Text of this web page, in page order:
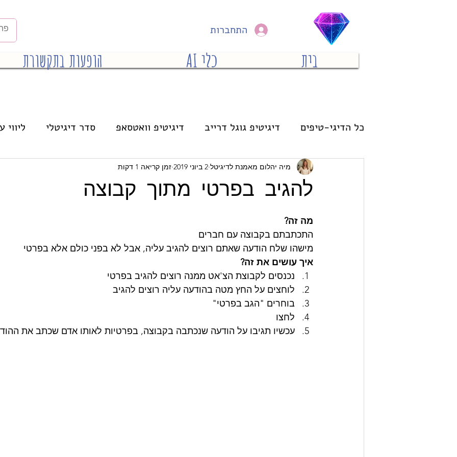
בית כלי AI הופעות בתקשורת
התחברות
כל הדיגי-טיפים דיגיטיפ גוגל דרייב דיגיטיפ וואטסאפ סדר דיגיטלי ליווי
פיננסי אימון הרצאות אינסטגרם
להגיב בפרטי מתוך קבוצה
מיה יהלום מאמנת לדיגיטל 2 ביוני 2019 זמן קריאה 1 דקות
מה זה?
התכתבתם בקבוצה עם חברים
מישהו שלח הודעה שאתם רוצים להגיב עליה, אבל לא בפני כולם אלא בפרטי
איך עושים את זה?
נכנסים לקבוצת הצ'אט ממנה רוצים להגיב בפרטי
לוחצים על החץ מטה בהודעה עליה רוצים להגיב
בוחרים "הגב בפרטי"
לחצו
עכשיו תגיבו על הודעה שנכתבה בקבוצה, בפרטיות לאותו אדם שכתב את